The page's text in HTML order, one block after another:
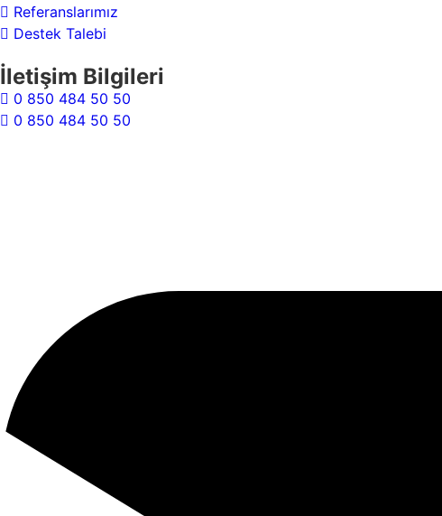
Referanslarımız
Destek Talebi
İletişim Bilgileri
0 850 484 50 50
0 850 484 50 50